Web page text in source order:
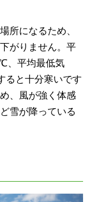
所になるため、
がりません。平
、平均最低気
ると十分寒いです
、風が強く体感
雪が降っている